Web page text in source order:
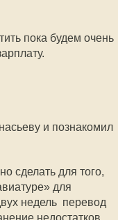
пока будем очень
и познакомил
сделать для того,
для
недель  перевод
недостатков.